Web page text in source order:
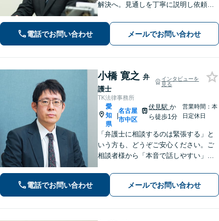
解決へ。見通しを丁寧に説明し依頼者
ーネット問題】【久屋大通駅徒歩4分】
電話でお問い合わせ メールでお問い合わせ
小橋 寛之 弁
護士
インタビューを
見る
TK法律事務所
愛
知
県
|
名古屋
市中区
伏見駅 か
ら徒歩1分
営業時間：本
日定休日
「弁護士に相談するのは緊張する」と
いう方も、どうぞご安心ください。ご
相談者様から「本音で話しやすい」と
婚や借金、刑事事件など幅広い問題に
寄り添い、専門家としての確かな視点
で、あなたとの「二人三脚での解決」
を目指します
電話でお問い合わせ メールでお問い合わせ